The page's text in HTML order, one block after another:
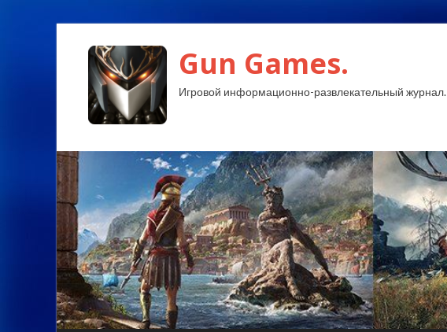
Gun Games.
Игровой информационно-развлекательный журнал.